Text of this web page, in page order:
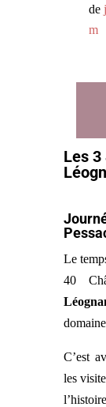
de
m
Les 3
Le
40
C’est
les